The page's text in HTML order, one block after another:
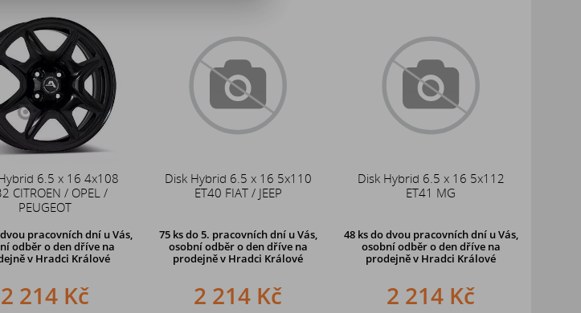
6.5 x 16 4x108
CITROEN / OPEL /
PEUGEOT
pracovních dní u Vás,
odběr o den dřívena
v Hradci Králové
2 214 Kč
Disk Hybrid 6.5 x 16 5x110
ET40 FIAT / JEEP
75 ks do 5. pracovních dní u Vás,
osobní odběr o den dříve na
prodejněv Hradci Králové
2 214 Kč
Disk Hybrid 6.5 x 16 5x112
ET41 MG
48 ks do dvou pracovních dní u Vás,
osobní odběr o den dřívena
prodejně v Hradci Králové
2 214 Kč